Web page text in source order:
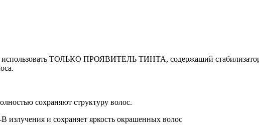
использовать ТОЛЬКО ПРОЯВИТЕЛЬ ТИНТА, содержащий стабилизатор
сохраняют структуру волос.
и сохраняет яркость окрашенных волос